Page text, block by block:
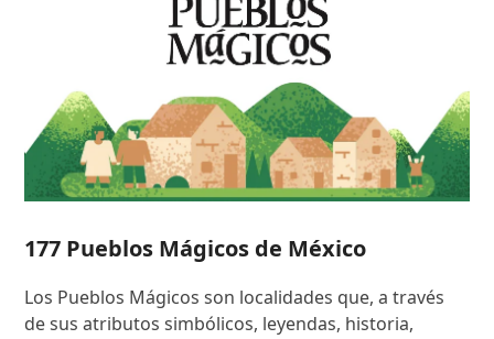
177 Pueblos Mágicos de México
Los Pueblos Mágicos son localidades que, a través
de sus atributos simbólicos, leyendas, historia,